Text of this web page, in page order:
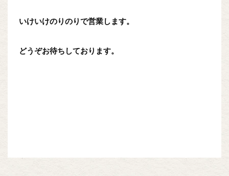
いけいけのりのりで営業します。
どうぞお待ちしております。